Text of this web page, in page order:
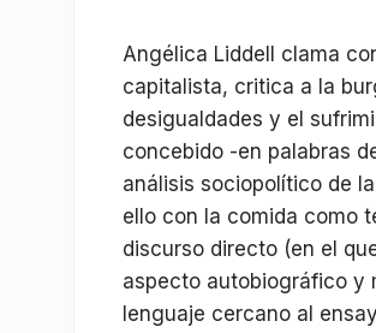
Angélica Liddell clama
capitalista, critica a la
desigualdades y el
concebido -en palabras
análisis sociopolítico de
ello con la comida como
discurso directo (en el
aspecto autobiográfico y
lenguaje cercano al